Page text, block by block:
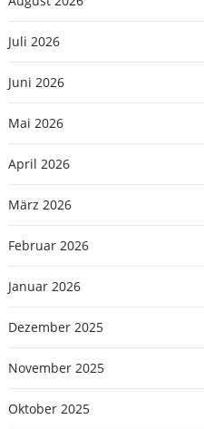
Juli 2026
Juni 2026
Mai 2026
April 2026
März 2026
Februar 2026
Januar 2026
Dezember 2025
November 2025
Oktober 2025